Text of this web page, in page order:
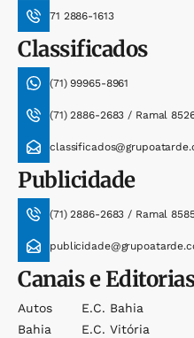
71 2886-1613
Classificados
(71) 99965-8961
(71) 2886-2683 / Ramal
Publicidade
(71) 2886-2683 / Ramal
Canais e
Autos
Bahia
E.c. Bahia
E.c. Vitória